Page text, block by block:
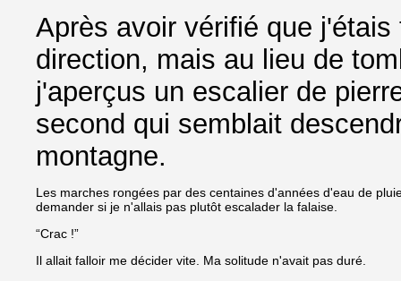
Après avoir vérifié que
direction, mais au lieu de
j'aperçus un escalier de
second qui semblait
montagne.
Les marches rongées par des centaines d'années d'eau de
demander si je n'allais pas plutôt escalader la falaise.
“Crac !”
Il allait falloir me décider vite. Ma solitude n'avait pas duré.